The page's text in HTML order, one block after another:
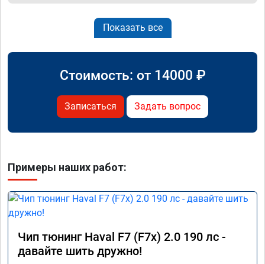
Показать все
Стоимость: от 14000 ₽
Записаться Задать вопрос
Примеры наших работ:
Чип тюнинг Haval F7 (F7x) 2.0 190 лс -
давайте шить дружно!